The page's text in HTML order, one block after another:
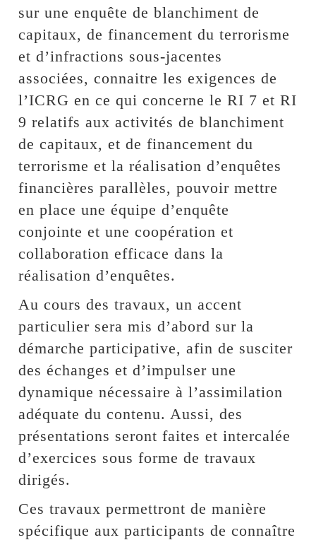
sur une enquête de blanchiment de
capitaux, de financement du terrorisme
et d’infractions sous-jacentes
associées, connaitre les exigences de
l’ICRG en ce qui concerne le RI 7 et RI
9 relatifs aux activités de blanchiment
de capitaux, et de financement du
terrorisme et la réalisation d’enquêtes
financières parallèles, pouvoir mettre
en place une équipe d’enquête
conjointe et une coopération et
collaboration efficace dans la
réalisation d’enquêtes.
Au cours des travaux, un accent
particulier sera mis d’abord sur la
démarche participative, afin de susciter
des échanges et d’impulser une
dynamique nécessaire à l’assimilation
adéquate du contenu. Aussi, des
présentations seront faites et intercalée
d’exercices sous forme de travaux
dirigés.
Ces travaux permettront de manière
spécifique aux participants de connaître